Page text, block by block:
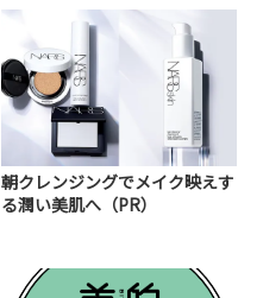
朝クレンジングでメイク映えす
る潤い美肌へ（PR）